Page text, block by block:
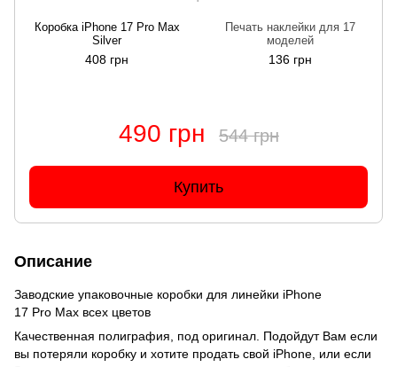
Коробка iPhone 17 Pro Max
Silver
408 грн
Печать наклейки для 17
моделей
136 грн
490 грн 544 грн
Купить
Описание
Заводские упаковочные коробки для линейки iPhone
17 Pro Max всех цветов
Качественная полиграфия, под оригинал. Подойдут Вам если
вы потеряли коробку и хотите продать свой iPhone, или если